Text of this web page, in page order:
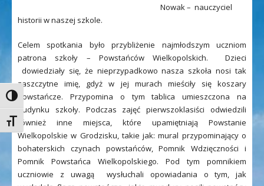
Toggle High Contrast
Toggle Font size
Nowak – nauczyciel
historii w naszej szkole.
Celem spotkania było przybliżenie najmłodszym uczniom
patrona szkoły – Powstańców Wielkopolskich. Dzieci
dowiedziały się, że nieprzypadkowo nasza szkoła nosi tak
zaszczytne imię, gdyż w jej murach mieściły się koszary
powstańcze. Przypomina o tym tablica umieszczona na
budynku szkoły. Podczas zajęć pierwszoklasiści odwiedzili
również inne miejsca, które upamiętniają Powstanie
Wielkopolskie w Grodzisku, takie jak: mural przypominający o
bohaterskich czynach powstańców, Pomnik Wdzięczności i
Pomnik Powstańca Wielkopolskiego. Pod tym pomnikiem
uczniowie z uwagą wysłuchali opowiadania o tym, jak